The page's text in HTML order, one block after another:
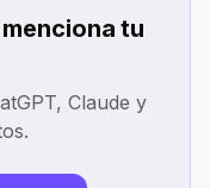
tu
Claude y